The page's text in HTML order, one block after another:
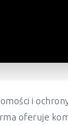
i
oferuje